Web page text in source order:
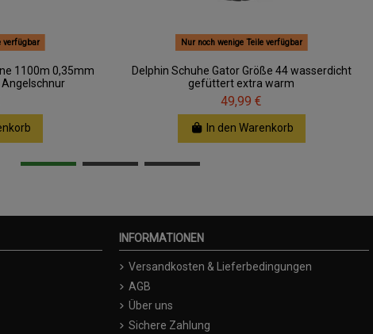
verfügbar
1100m 0,35mm
Nur noch wenige Teile verfügbar
Delphin Schuhe Gator Größe 44 wasserdicht
gefüttert extra warm
49,99 €
In den Warenkorb
INFORMATIONEN
Versandkosten & Lieferbedingungen
AGB
Über uns
Sichere Zahlung